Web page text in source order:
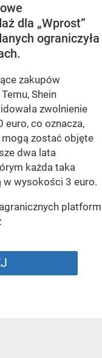
dla „Wprost”
ograniczyła
zakupów
Shein
zwolnienie
euro, co oznacza,
mogą zostać objęte
dwa lata
każda taka
w wysokości 3 euro.
platform